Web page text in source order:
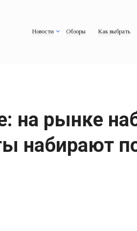
Новости Обзоры Как выбрать
на рынке
набирают